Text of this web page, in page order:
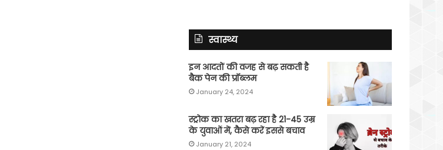
स्वास्थ्य
इन आदतों की वजह से बढ़ सकती है
बैक पेन की प्रॉब्लम
January 24, 2024
स्ट्रोक का खतरा बढ़ रहा है 21-45 उम्र
के युवाओं में, कैसे करें इससे बचाव
January 21, 2024